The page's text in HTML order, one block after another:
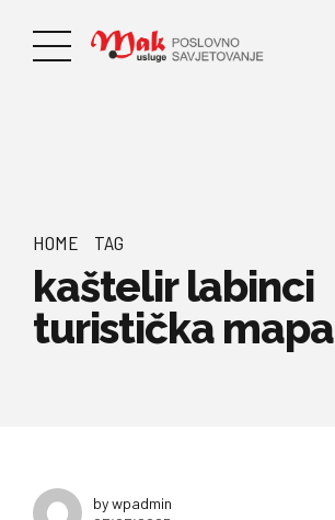
HOME TAG
kaštelir labinci
turistička mapa
by wpadmin